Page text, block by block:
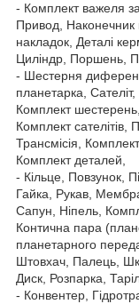
- Комплект важеля
Привод, Наконечник
накладок, Деталі
Циліндр, Поршень,
- Шестерня
планетарка,
Комплект
Комплект
Трансмісія,
Комплект деталей,
- Кільце, Повзунок,
Гайка, Рукав,
Сапун, Ніпель,
Контична пара
планетарного
Штовхач, Палець,
Диск, Розпарка,
- Конвентер,